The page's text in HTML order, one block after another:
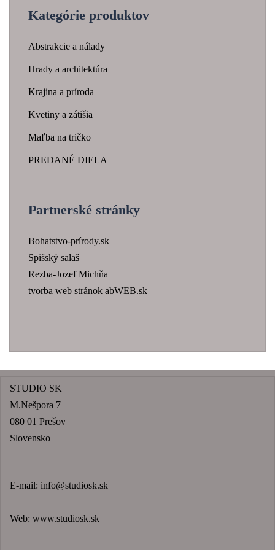
Kategórie produktov
Abstrakcie a nálady
Hrady a architektúra
Krajina a príroda
Kvetiny a zátišia
Maľba na tričko
PREDANÉ DIELA
Partnerské stránky
Bohatstvo-prírody.sk
Spišský salaš
Rezba-Jozef Michňa
tvorba web stránok abWEB.sk
STUDIO SK
M.Nešpora 7
080 01 Prešov
Slovensko
E-mail: info@studiosk.sk
Web: www.studiosk.sk